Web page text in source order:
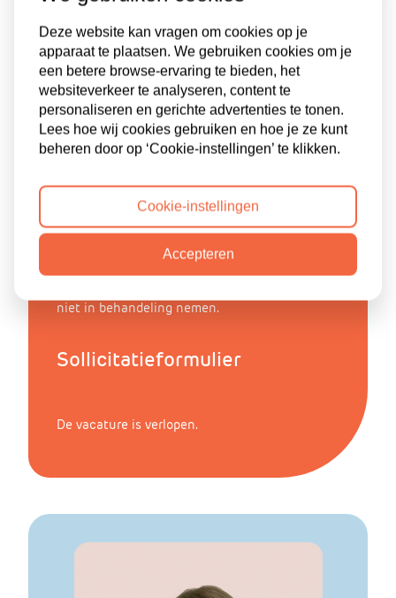
Interesse?
Heb je interesse in deze functie? Stuur een
korte motivatie via dit sollicitatieformulier.
Reageer zo snel mogelijk! De vacature wordt
gesloten als we een passende kandidaat
hebben gevonden.
Voldoe je niet aan alle eisen? Reageer dan
toch. Veel eisen zijn bespreekbaar en we
denken graag met je mee.
Sta je nog niet ingeschreven als werkzoekende
bij AutiTalent?Schrijf je dan eerst in.Zonder
niet in behandeling nemen.
Sollicitatieformulier
De vacature is verlopen.
Deze website kan vragen om cookies op je
apparaat te plaatsen. We gebruiken cookies om je
een betere browse-ervaring te bieden, het
websiteverkeer te analyseren, content te
personaliseren en gerichte advertenties te tonen.
Lees hoe wij cookies gebruiken en hoe je ze kunt
beheren door op ‘Cookie-instellingen’ te klikken.
Cookie-instellingen
Accepteren